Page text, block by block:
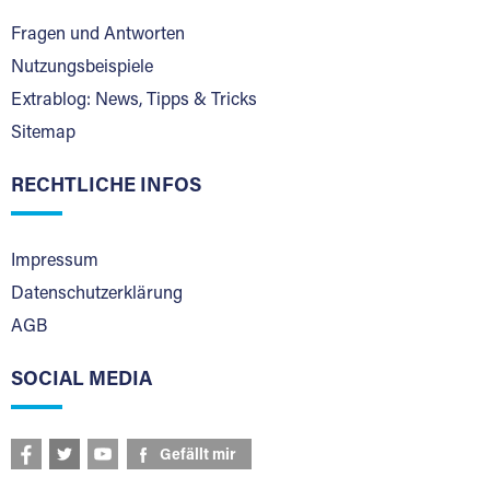
Fragen und Antworten
Nutzungsbeispiele
Extrablog: News, Tipps & Tricks
Sitemap
RECHTLICHE INFOS
Impressum
Datenschutzerklärung
AGB
SOCIAL MEDIA
Gefällt mir